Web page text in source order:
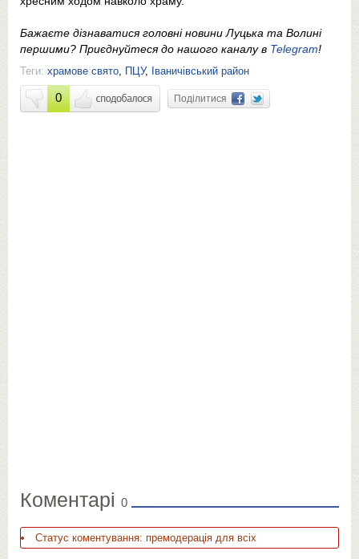
Бажаєте дізнаватися головні новини Луцька та Волині
першими? Приєднуйтеся до нашого каналу в Telegram!
Теги: храмове свято, ПЦУ, Іваничівський район
0 Поділитися
Коментарі 0
Статус коментування: премодерація для всіх